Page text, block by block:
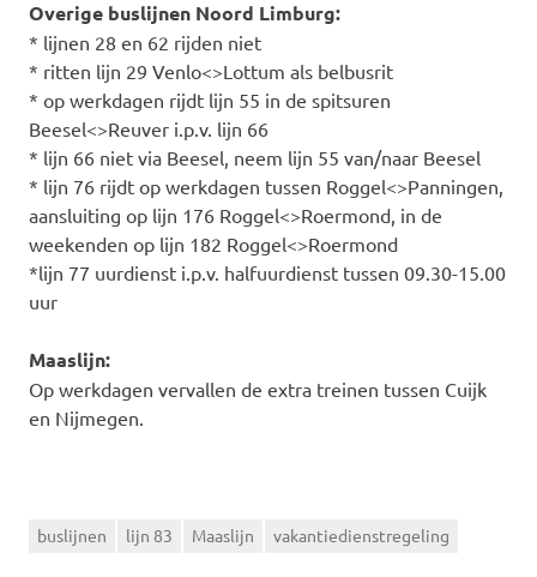
Overige buslijnen Noord Limburg:
* lijnen 28 en 62 rijden niet
* ritten lijn 29 Venlo<>Lottum als belbusrit
* op werkdagen rijdt lijn 55 in de spitsuren
Beesel<>Reuver i.p.v. lijn 66
* lijn 66 niet via Beesel, neem lijn 55 van/naar Beesel
* lijn 76 rijdt op werkdagen tussen Roggel<>Panningen,
aansluiting op lijn 176 Roggel<>Roermond, in de
weekenden op lijn 182 Roggel<>Roermond
*lijn 77 uurdienst i.p.v. halfuurdienst tussen 09.30-15.00
uur
Maaslijn:
Op werkdagen vervallen de extra treinen tussen Cuijk
en Nijmegen.
buslijnen lijn 83 Maaslijn vakantiedienstregeling